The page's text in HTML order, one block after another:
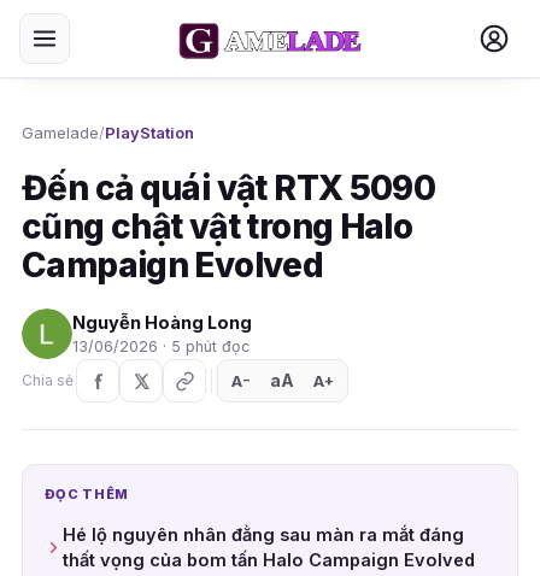
Gamelade/PlayStation
Đến cả quái vật RTX 5090
cũng chật vật trong Halo
Campaign Evolved
Nguyễn Hoàng Long
13/06/2026 · 5 phút đọc
Chia sẻ
A− aA A+
ĐỌC THÊM
Hé lộ nguyên nhân đằng sau màn ra mắt đáng
thất vọng của bom tấn Halo Campaign Evolved